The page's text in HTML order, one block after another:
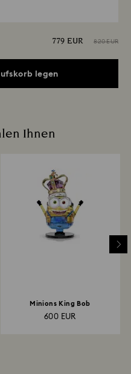
779 EUR 820 EUR
legen
Ihnen
Minions King Bob
600 EUR